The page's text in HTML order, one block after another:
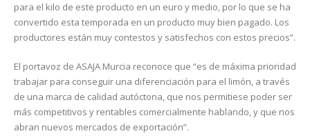
para el kilo de este producto en un euro y medio, por lo que se ha
convertido esta temporada en un producto muy bien pagado. Los
productores están muy contestos y satisfechos con estos precios”.
El portavoz de ASAJA Murcia reconoce que “es de máxima prioridad
trabajar para conseguir una diferenciación para el limón, a través
de una marca de calidad autóctona, que nos permitiese poder ser
más competitivos y rentables comercialmente hablando, y que nos
abran nuevos mercados de exportación”.